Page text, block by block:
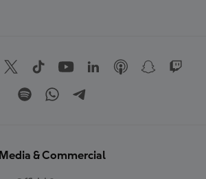
Media & Commercial